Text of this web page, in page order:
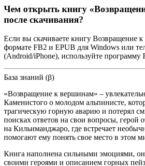
Чем открыть книгу
после скачивания?
Если вы скачиваете книгу Возвращение
формате FB2 и EPUB для Windows или
(Android/iPhone), используйте программу
База знаний (β)
«Возвращение к вершинам» –
Каменистого о молодом альпинисте,
трагическую горную аварию и потерял
поисках ответов на свои вопросы, герой
на Кильиманджаро, где встречает
помогают ему понять свое место в этом
Книга наполнена сильными эмоциями,
своими героями и описанием горных